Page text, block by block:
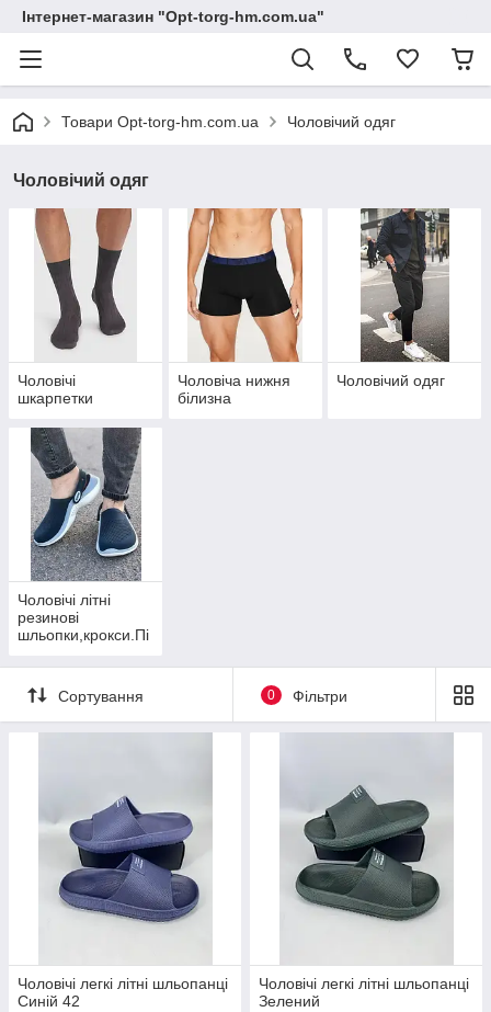
Інтернет-магазин "Opt-torg-hm.com.ua"
Товари Opt-torg-hm.com.ua Чоловічий одяг
Чоловічий одяг
Чоловічі
шкарпетки
Чоловіча нижня
білизна
Чоловічий одяг
Чоловічі літні
резинові
шльопки,крокси.Пі
Сортування 0 Фільтри
Чоловічі легкі літні шльопанці
Синій 42
Чоловічі легкі літні шльопанці
Зелений